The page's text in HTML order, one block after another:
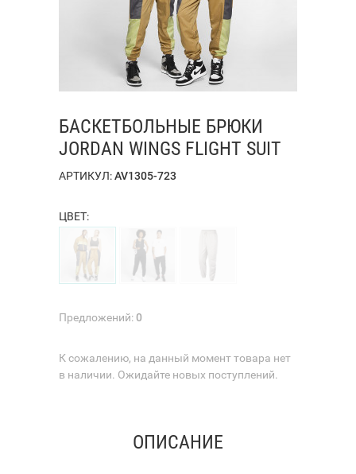
БАСКЕТБОЛЬНЫЕ БРЮКИ
JORDAN WINGS FLIGHT SUIT
АРТИКУЛ:AV1305-723
ЦВЕТ:
Предложений:0
К сожалению, на данный момент товара нет
в наличии. Ожидайте новых поступлений.
ОПИСАНИЕ